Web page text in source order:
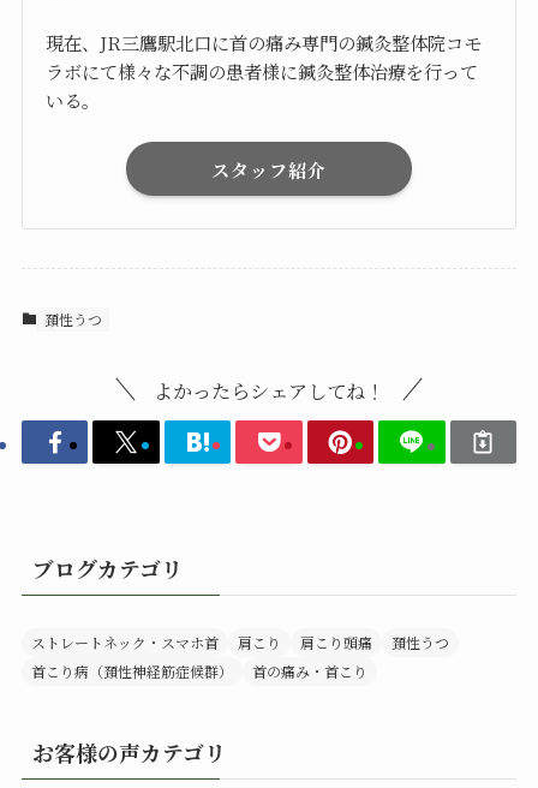
現在、JR三鷹駅北口に首の痛み専門の鍼灸整体院コモ
ラボにて様々な不調の患者様に鍼灸整体治療を行って
いる。
スタッフ紹介
頚性うつ
よかったらシェアしてね！
ブログカテゴリ
ストレートネック・スマホ首 肩こり 肩こり頭痛
頚性うつ
首こり病（頚性神経筋症候群）
首の痛み・首こり
お客様の声カテゴリ